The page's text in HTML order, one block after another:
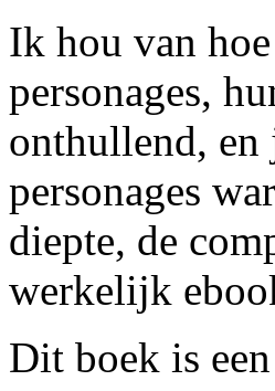
Ik hou van
personages,
onthullend, en
personages
diepte, de
werkelijk
Dit boek is